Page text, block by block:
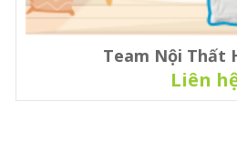
Team Nội Thất
Liên